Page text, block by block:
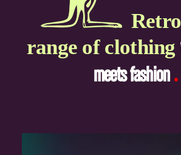
range of clothing
meets fashion .